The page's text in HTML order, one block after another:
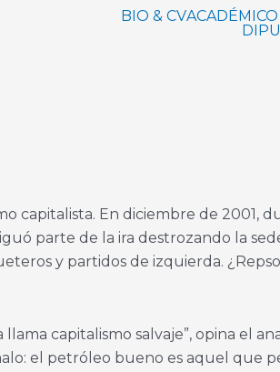
BIO & CVACADÉMICO
capitalista. En diciembre de 2001,
parte de la ira destrozando la
y partidos de izquierda.
capitalismo salvaje”, opina el
el petróleo bueno es aquel que